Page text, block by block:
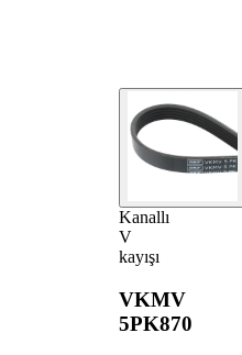
Kanallı
V
kayışı
VKMV
5PK870